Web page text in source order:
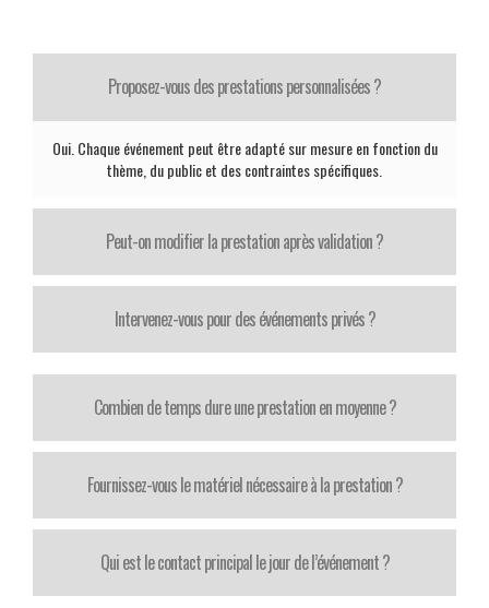
Proposez-vous des prestations personnalisées ?
Oui. Chaque événement peut être adapté sur mesure en fonction du
thème, du public et des contraintes spécifiques.
Peut-on modifier la prestation après validation ?
Intervenez-vous pour des événements privés ?
Combien de temps dure une prestation en moyenne ?
Fournissez-vous le matériel nécessaire à la prestation ?
Qui est le contact principal le jour de l’événement ?